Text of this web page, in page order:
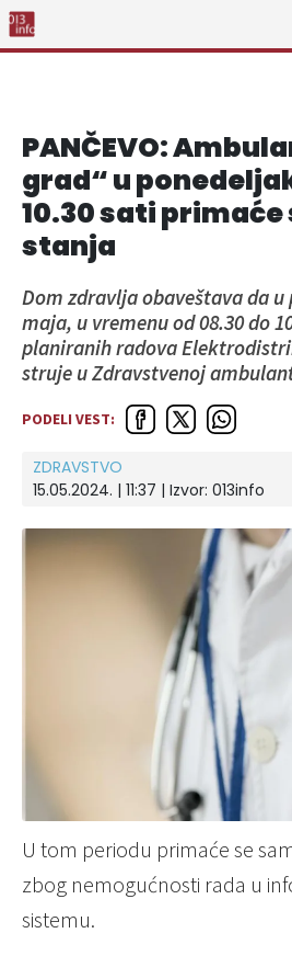
PANČEVO:
grad“ u
10.30 sati
stanja
Dom zdravlja obaveštava da u
maja, u vremenu od 08.30 do
planiranih radova
struje u Zdravstvenoj
PODELI VEST:
ZDRAVSTVO
15.05.2024. | 11:37 | Izvor: 013info
U tom periodu primaće se
zbog nemogućnosti rada u
sistemu.